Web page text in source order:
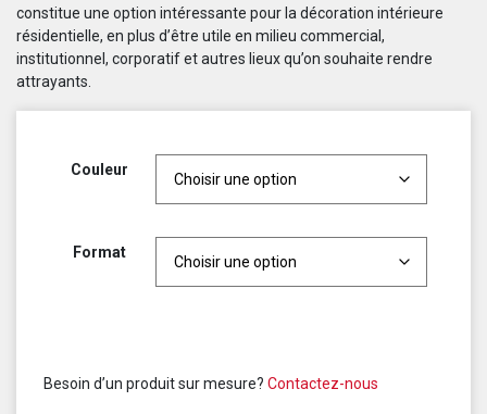
constitue une option intéressante pour la décoration intérieure
résidentielle, en plus d’être utile en milieu commercial,
institutionnel, corporatif et autres lieux qu’on souhaite rendre
attrayants.
Couleur
Format
Besoin d’un produit sur mesure? Contactez-nous